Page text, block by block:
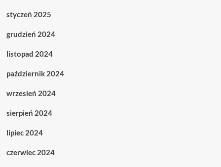
styczeń 2025
grudzień 2024
listopad 2024
październik 2024
wrzesień 2024
sierpień 2024
lipiec 2024
czerwiec 2024